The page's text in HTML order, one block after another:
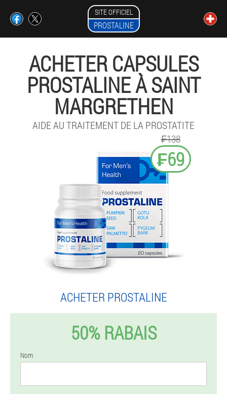
SITE OFFICIEL
PROSTALINE
ACHETER CAPSULES
PROSTALINE À SAINT
MARGRETHEN
AIDE AU TRAITEMENT DE LA PROSTATITE
₣138
₣69
ACHETER PROSTALINE
50% RABAIS
Nom